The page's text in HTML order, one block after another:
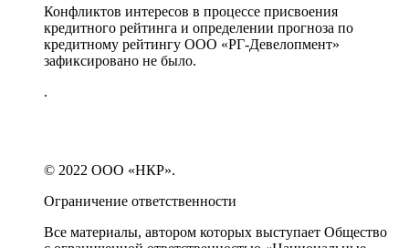
Конфликтов интересов в процессе присвоения
кредитного рейтинга и определении прогноза по
кредитному рейтингу ООО «РГ-Девелопмент»
зафиксировано не было.
.
© 2022 ООО «НКР».
Ограничение ответственности
Все материалы, автором которых выступает Общество